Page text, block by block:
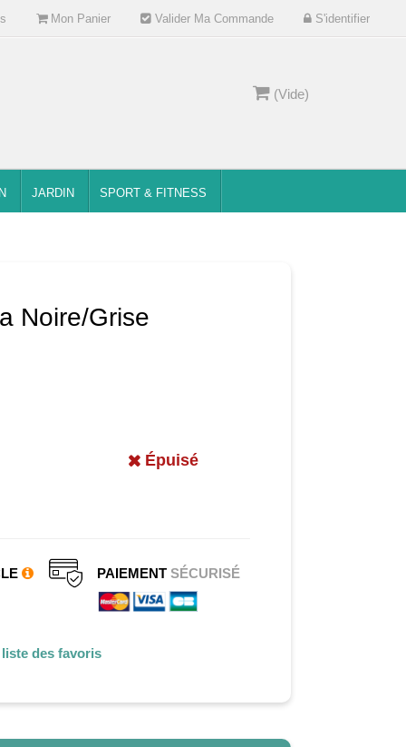
Mon Panier Valider Ma Commande S'identifier
(Vide)
JARDIN SPORT & FITNESS
Noire/Grise
Épuisé
PAIEMENTSÉCURISÉ
des favoris